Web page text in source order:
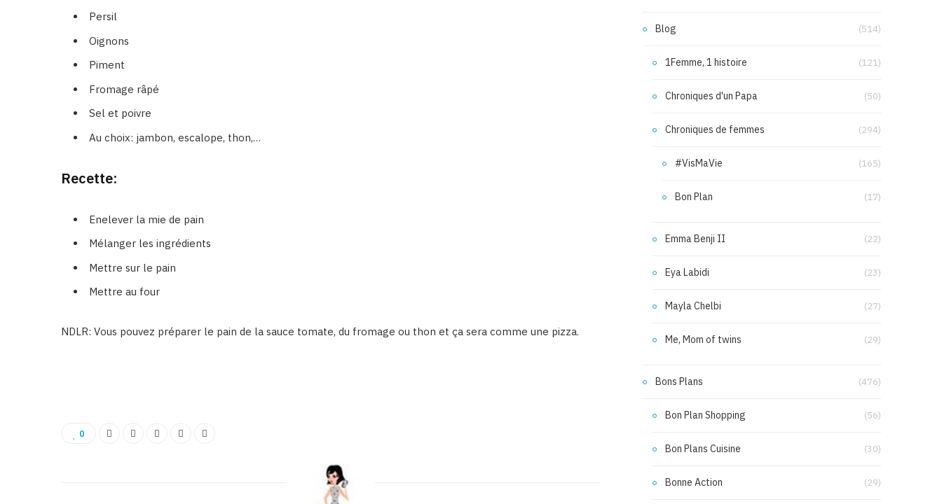
Persil
Oignons
Piment
Fromage râpé
Sel et poivre
Au choix: jambon, escalope, thon,…
Recette:
Enelever la mie de pain
Mélanger les ingrédients
Mettre sur le pain
Mettre au four
NDLR: Vous pouvez préparer le pain de la sauce tomate, du fromage ou thon et ça sera comme une pizza.
0
Blog (514)
1Femme, 1 histoire (121)
Chroniques d'un Papa (50)
Chroniques de femmes (294)
#VisMaVie (165)
Bon Plan (17)
Emma Benji II (22)
Eya Labidi (23)
Mayla Chelbi (27)
Me, Mom of twins (29)
Bons Plans (476)
Bon Plan Shopping (56)
Bon Plans Cuisine (30)
Bonne Action (29)